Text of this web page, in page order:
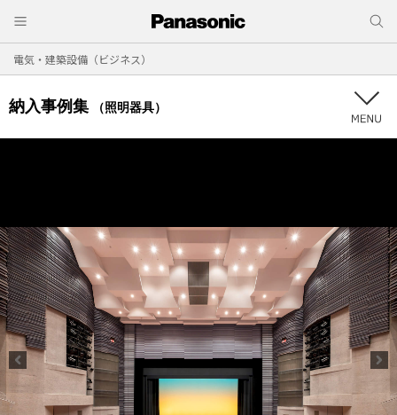
電気・建築設備（ビジネス）
納入事例集 （照明器具）